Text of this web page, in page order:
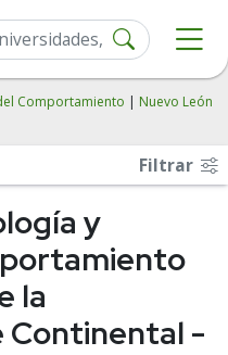
Comportamiento | Nuevo León
Filtrar
y
la
Continental -